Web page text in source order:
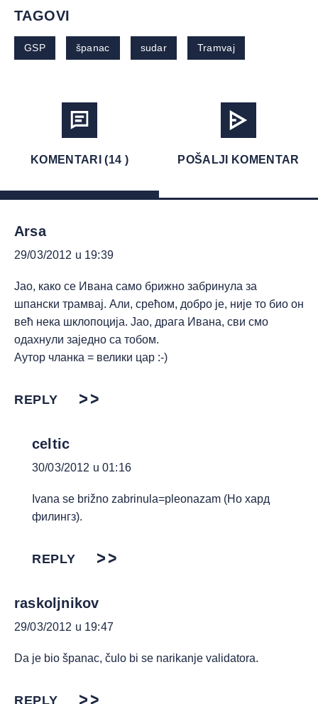
TAGOVI
GSP španac sudar Tramvaj
KOMENTARI (14 ) POŠALJI KOMENTAR
Arsa
29/03/2012 u 19:39
Јао, како се Ивана само брижно забринула за
шпански трамвај. Али, срећом, добро је, није то био он
већ нека шклопоција. Јао, драга Ивана, сви смо
одахнули заједно са тобом.
Аутор чланка = велики цар :-)
REPLY
celtic
30/03/2012 u 01:16
Ivana se brižno zabrinula=pleonazam (Но хард
филингз).
REPLY
raskoljnikov
29/03/2012 u 19:47
Da je bio španac, čulo bi se narikanje validatora.
REPLY